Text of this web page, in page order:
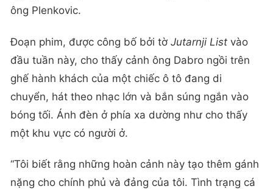
ông Plenkovic.
Đoạn phim, được công bố bởi tờ Jutarnji List vào
đầu tuần này, cho thấy cảnh ông Dabro ngồi trên
ghế hành khách của một chiếc ô tô đang di
chuyển, hát theo nhạc lớn và bắn súng ngắn vào
bóng tối. Ánh đèn ở phía xa dường như cho thấy
một khu vực có người ở.
“Tôi biết rằng những hoàn cảnh này tạo thêm gánh
nặng cho chính phủ và đảng của tôi. Tình trạng cá